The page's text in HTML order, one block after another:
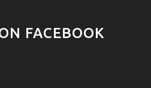
FACEBOOK